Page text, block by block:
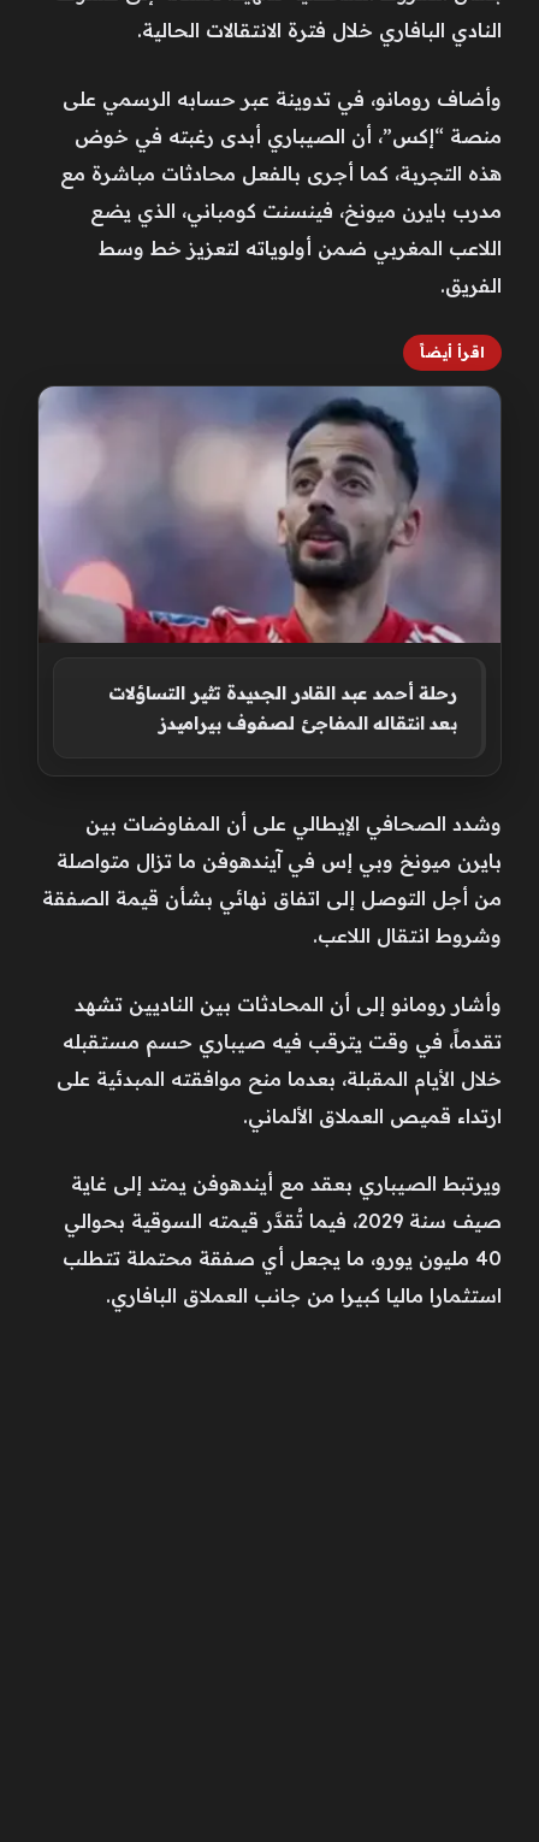
النادي البافاري خلال فترة الانتقالات الحالية.
وأضاف رومانو، في تدوينة عبر حسابه الرسمي على
منصة “إكس”، أن الصيباري أبدى رغبته في خوض
هذه التجربة، كما أجرى بالفعل محادثات مباشرة مع
مدرب بايرن ميونخ، فينسنت كومباني، الذي يضع
اللاعب المغربي ضمن أولوياته لتعزيز خط وسط
الفريق.
اقرأ أيضاً
رحلة أحمد عبد القادر الجديدة تثير التساؤلات
بعد انتقاله المفاجئ لصفوف بيراميدز
وشدد الصحافي الإيطالي على أن المفاوضات بين
بايرن ميونخ وبي إس في آيندهوفن ما تزال متواصلة
من أجل التوصل إلى اتفاق نهائي بشأن قيمة الصفقة
وشروط انتقال اللاعب.
وأشار رومانو إلى أن المحادثات بين الناديين تشهد
تقدماً، في وقت يترقب فيه صيباري حسم مستقبله
خلال الأيام المقبلة، بعدما منح موافقته المبدئية على
ارتداء قميص العملاق الألماني.
ويرتبط الصيباري بعقد مع أيندهوفن يمتد إلى غاية
صيف سنة 2029، فيما تُقدَّر قيمته السوقية بحوالي
40 مليون يورو، ما يجعل أي صفقة محتملة تتطلب
استثمارا ماليا كبيرا من جانب العملاق البافاري.